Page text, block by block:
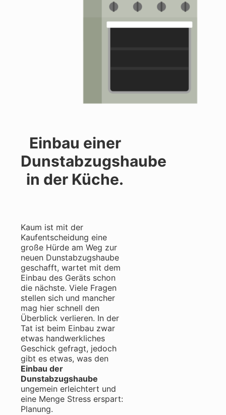
Einbau einer
Dunstabzugshaube
in der Küche.
Kaum ist mit der
Kaufentscheidung eine
große Hürde am Weg zur
neuen Dunstabzugshaube
geschafft, wartet mit dem
Einbau des Geräts schon
die nächste. Viele Fragen
stellen sich und mancher
mag hier schnell den
Überblick verlieren. In der
Tat ist beim Einbau zwar
etwas handwerkliches
Geschick gefragt, jedoch
gibt es etwas, was den
Einbau der
Dunstabzugshaube
ungemein erleichtert und
eine Menge Stress erspart:
Planung.